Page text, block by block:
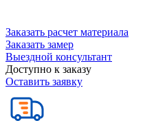
Заказать расчет материала
Заказать замер
Выездной консультант
Доступно к заказу
Оставить заявку